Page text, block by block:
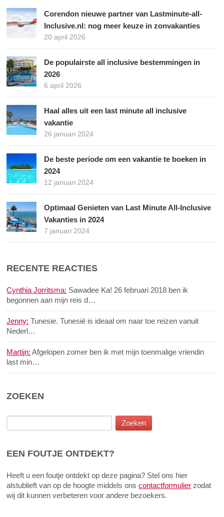
Corendon nieuwe partner van Lastminute-all-
Inclusive.nl: nog meer keuze in zonvakanties
20 april 2026
De populairste all inclusive bestemmingen in
2026
6 april 2026
Haal alles uit een last minute all inclusive
vakantie
26 januari 2024
De beste periode om een vakantie te boeken in
2024
12 januari 2024
Optimaal Genieten van Last Minute All-Inclusive
Vakanties in 2024
7 januari 2024
RECENTE REACTIES
Cynthia Jorritsma: Sawadee Ka! 26 februari 2018 ben ik
begonnen aan mijn reis d…
Jenny: Tunesie. Tunesië is ideaal om naar toe reizen vanuit
Nederl…
Martijn: Afgelopen zomer ben ik met mijn toenmalige vriendin
last min…
ZOEKEN
EEN FOUTJE ONTDEKT?
Heeft u een foutje ontdekt op deze pagina? Stel ons hier
alstublieft van op de hoogte middels onscontactformulier zodat
wij dit kunnen verbeteren voor andere bezoekers.